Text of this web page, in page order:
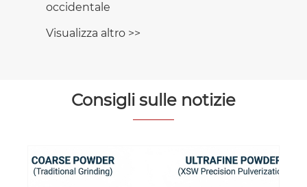
occidentale
Visualizza altro >>
Consigli sulle notizie